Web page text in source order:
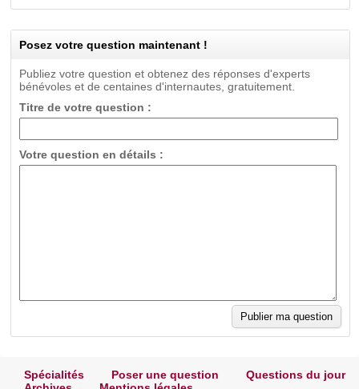
Posez votre question maintenant !
Publiez votre question et obtenez des réponses d'experts
bénévoles et de centaines d'internautes, gratuitement.
Titre de votre question :
Votre question en détails :
Spécialités Poser une question
Questions du jour